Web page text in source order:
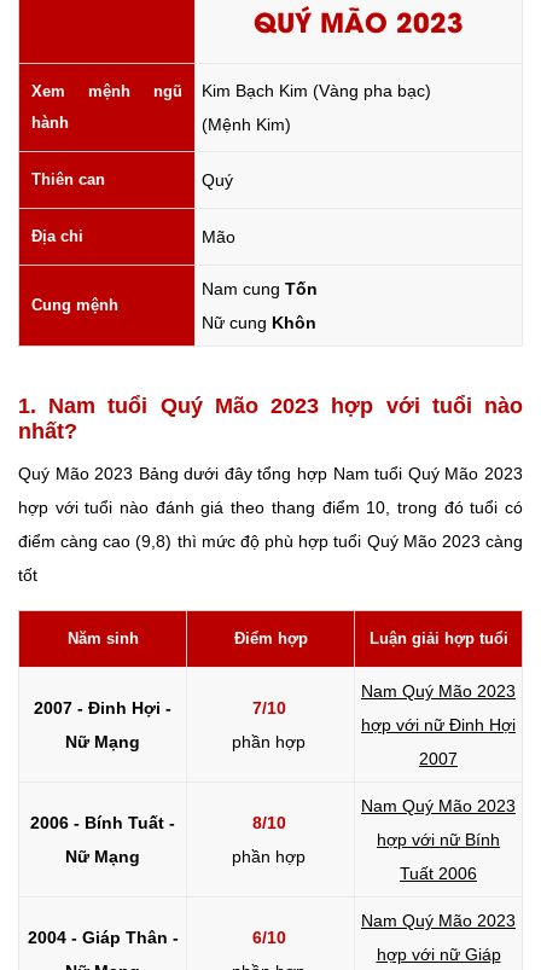
QUÝ MÃO 2023
Xem mệnh ngũ
hành
Kim Bạch Kim (Vàng pha bạc)
(Mệnh Kim)
Thiên can Quý
Địa chi Mão
Cung mệnh
Nam cung Tốn
Nữ cung Khôn
1. Nam tuổi Quý Mão 2023 hợp với tuổi nào
nhất?
Quý Mão 2023 Bảng dưới đây tổng hợp Nam tuổi Quý Mão 2023
hợp với tuổi nào đánh giá theo thang điểm 10, trong đó tuổi có
điểm càng cao (9,8) thì mức độ phù hợp tuổi Quý Mão 2023 càng
tốt
Năm sinh Điểm hợp Luận giải hợp tuổi
2007 - Đinh Hợi -
Nữ Mạng
7/10
phần hợp
Nam Quý Mão 2023
hợp với nữ Đinh Hợi
2007
2006 - Bính Tuất -
Nữ Mạng
8/10
phần hợp
Nam Quý Mão 2023
hợp với nữ Bính
Tuất 2006
2004 - Giáp Thân -
6/10
Nam Quý Mão 2023
hợp với nữ Giáp